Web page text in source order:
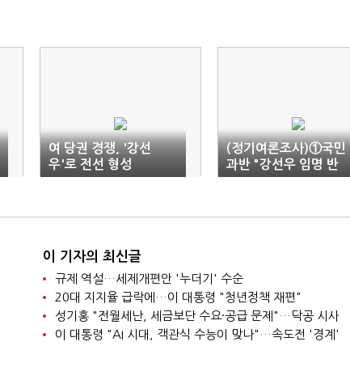
여 당권 경쟁, '강선
우'로 전선 형성
(정기여론조사)①국민
과반 "강선우 임명 반
대"…여야 차기 당대표
이 기자의 최신글
규제 역설…세제개편안 '누더기' 수순
20대 지지율 급락에…이 대통령 "청년정책 재편"
성기홍 "전월세난, 세금보단 수요·공급 문제"…닥공 시사
이 대통령 "AI 시대, 객관식 수능이 맞나"…속도전 '경계'